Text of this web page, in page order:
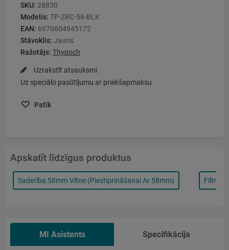
SKU: 28830
Modelis: TP-ZRC-58-BLK
EAN: 6970604945172
Stāvoklis: Jauns
Ražotājs: Thypoch
Uzrakstīt atsauksmi
Uz speciālo pasūtījumu ar priekšapmaksu
Patīk
Apskatīt līdzīgus produktus
Saderība 58mm Vītne (piestiprināšanai Ar 58mm) Filtra
MI Asistents Specifikācija